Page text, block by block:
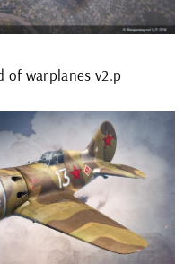
of warplanes v2.p